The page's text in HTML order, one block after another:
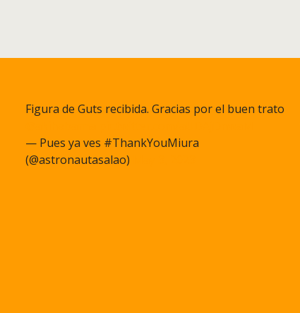
Figura de Guts recibida. Gracias por el buen trato
— Pues ya ves #ThankYouMiura
(@astronautasalao)